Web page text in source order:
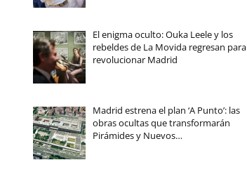
El enigma oculto: Ouka Leele y los
rebeldes de La Movida regresan para
revolucionar Madrid
Madrid estrena el plan ‘A Punto’: las
obras ocultas que transformarán
Pirámides y Nuevos…